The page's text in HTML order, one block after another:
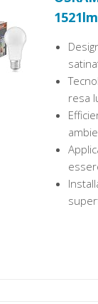
resa